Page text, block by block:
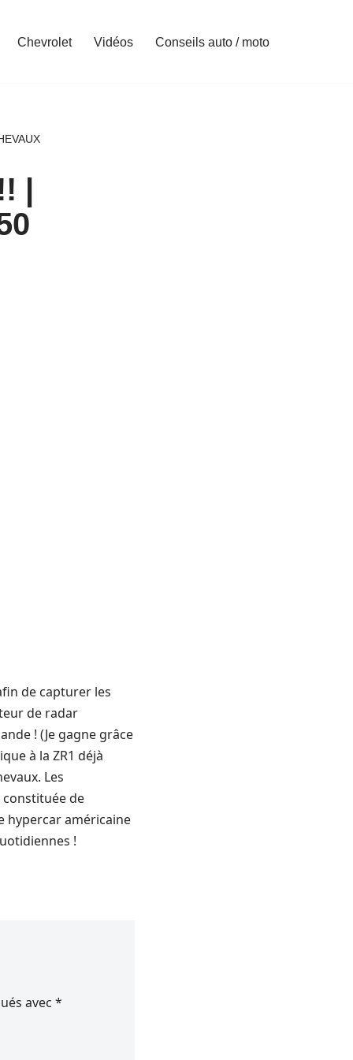
Chevrolet Vidéos Conseils auto / moto
|
de capturer les
de radar
! (Je gagne grâce
à la ZR1 déjà
Les
de
hypercar américaine
!
avec *